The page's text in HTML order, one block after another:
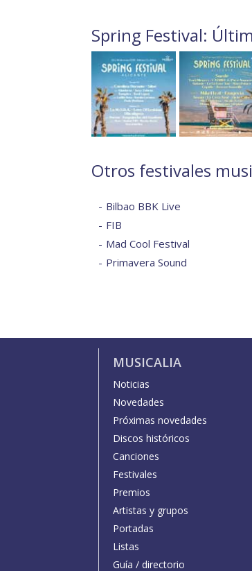
Spring Festival:
Otros festivales
Bilbao BBK Live
FIB
Mad Cool Festival
Primavera Sound
MUSICALIA
Noticias
Novedades
Próximas novedades
Discos históricos
Canciones
Festivales
Premios
Artistas y grupos
Portadas
Listas
Guía / directorio